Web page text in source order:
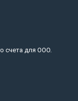
счета для ООО.